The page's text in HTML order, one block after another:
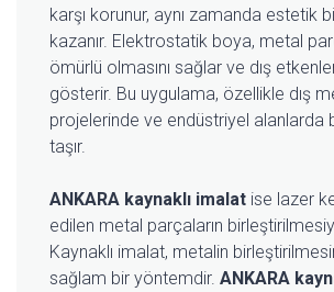
karşı korunur, aynı zamanda estetik
kazanır. Elektrostatik boya, metal
ömürlü olmasını sağlar ve dış
gösterir. Bu uygulama, özellikle dış
projelerinde ve endüstriyel alanlarda
taşır.
ANKARA kaynaklı imalat ise lazer
edilen metal parçaların
Kaynaklı imalat, metalin
sağlam bir yöntemdir. ANKARA